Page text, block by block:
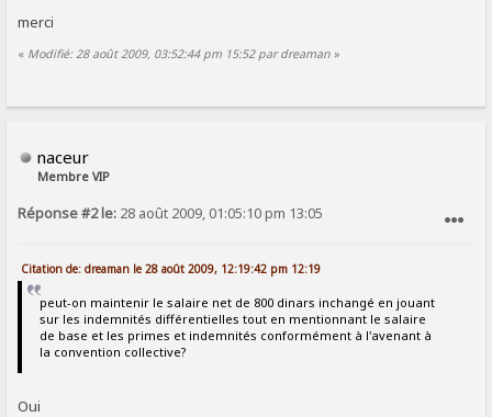
merci
« Modifié: 28 août 2009, 03:52:44 pm 15:52 par dreaman »
naceur
Membre VIP
Réponse #2 le: 28 août 2009, 01:05:10 pm 13:05
Citation de: dreaman le 28 août 2009, 12:19:42 pm 12:19
peut-on maintenir le salaire net de 800 dinars inchangé en jouant
sur les indemnités différentielles tout en mentionnant le salaire
de base et les primes et indemnités conformément à l'avenant à
la convention collective?
Oui